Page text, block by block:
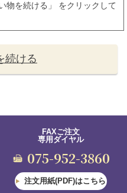
物を続ける」 をクリックして
続ける
FAXご注文
専用ダイヤル
075-952-3860
注文用紙(PDF)はこちら